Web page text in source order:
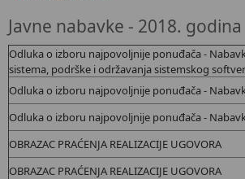
Javne nabavke - 2018. godina
Odluka o izboru najpovoljnije ponuđača -
sistema, podrške i održavanja sistemskog
Odluka o izboru najpovoljnije ponuđača -
Odluka o izboru najpovoljnije ponuđača -
OBRAZAC PRAĆENJA REALIZACIJE UGOVORA
OBRAZAC PRAĆENJA REALIZACIJE UGOVORA